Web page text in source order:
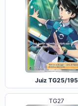
Juiz TG25/195
TG27